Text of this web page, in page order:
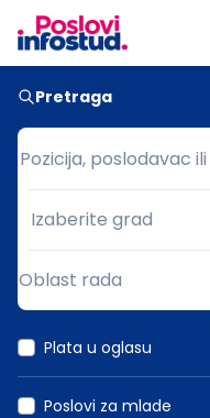
Pretraga
Pozicija, poslodavac
Pozicija, poslodavac
Grad
Izaberite grad
Oblast rada
Plata u oglasu
Poslovi za mlade